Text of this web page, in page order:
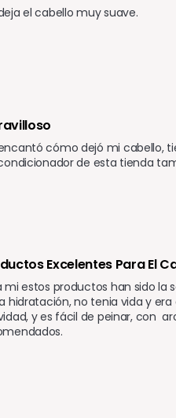
el cabello muy suave.
cómo dejó mi cabello,
de esta tienda
Excelentes Para El
mi estos productos han sido la
hidratación, no tenia vida y
y es fácil de peinar, con